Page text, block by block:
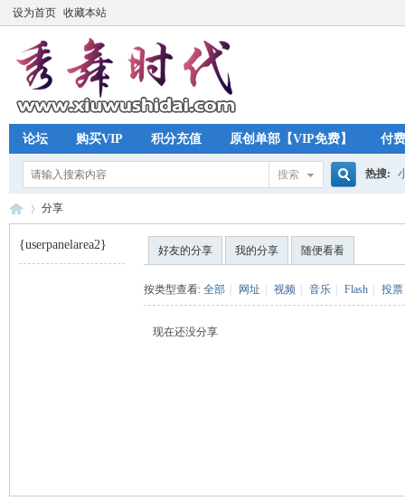
设为首页 收藏本站
论坛 购买VIP 积分充值 原创单部【VIP免费】 付
搜索 热搜:
分享
{userpanelarea2} 好友的分享 我的分享 随便看看
按类型查看: 全部 网址 视频 音乐 Flash 投票
现在还没分享